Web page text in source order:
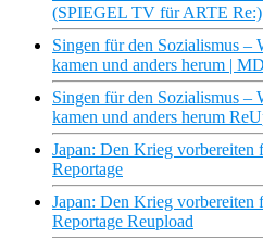
(SPIEGEL TV für ARTE Re:)
Singen für den Sozialismus –
kamen und anders herum |
Singen für den Sozialismus –
kamen und anders herum
Japan: Den Krieg vorbereiten
Reportage
Japan: Den Krieg vorbereiten
Reportage Reupload